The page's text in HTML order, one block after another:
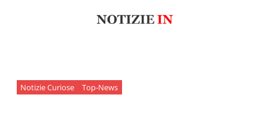
Notizie Curiose Top-News